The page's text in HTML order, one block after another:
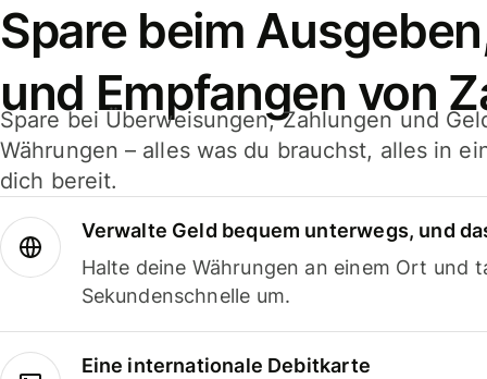
Spare beim
und Empfangen von
Spare bei Überweisungen, Zahlungen und
Währungen – alles was du brauchst, alles in
dich bereit.
Verwalte Geld bequem unterwegs, und
Halte deine Währungen an einem Ort und
Sekundenschnelle um.
Eine internationale Debitkarte